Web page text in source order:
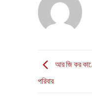
আর জি কর
পরিবার